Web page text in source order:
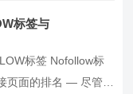
口碑等传播你的内
标签与
标签 Nofollow标
页面的排名 — 尽管它